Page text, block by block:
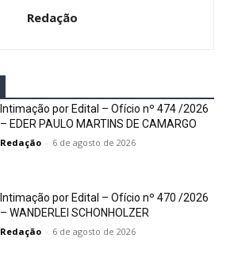
Redação
Intimação por Edital – Ofício nº 474 /2026
– EDER PAULO MARTINS DE CAMARGO
Redação - 6 de agosto de 2026
Intimação por Edital – Ofício nº 470 /2026
– WANDERLEI SCHONHOLZER
Redação - 6 de agosto de 2026